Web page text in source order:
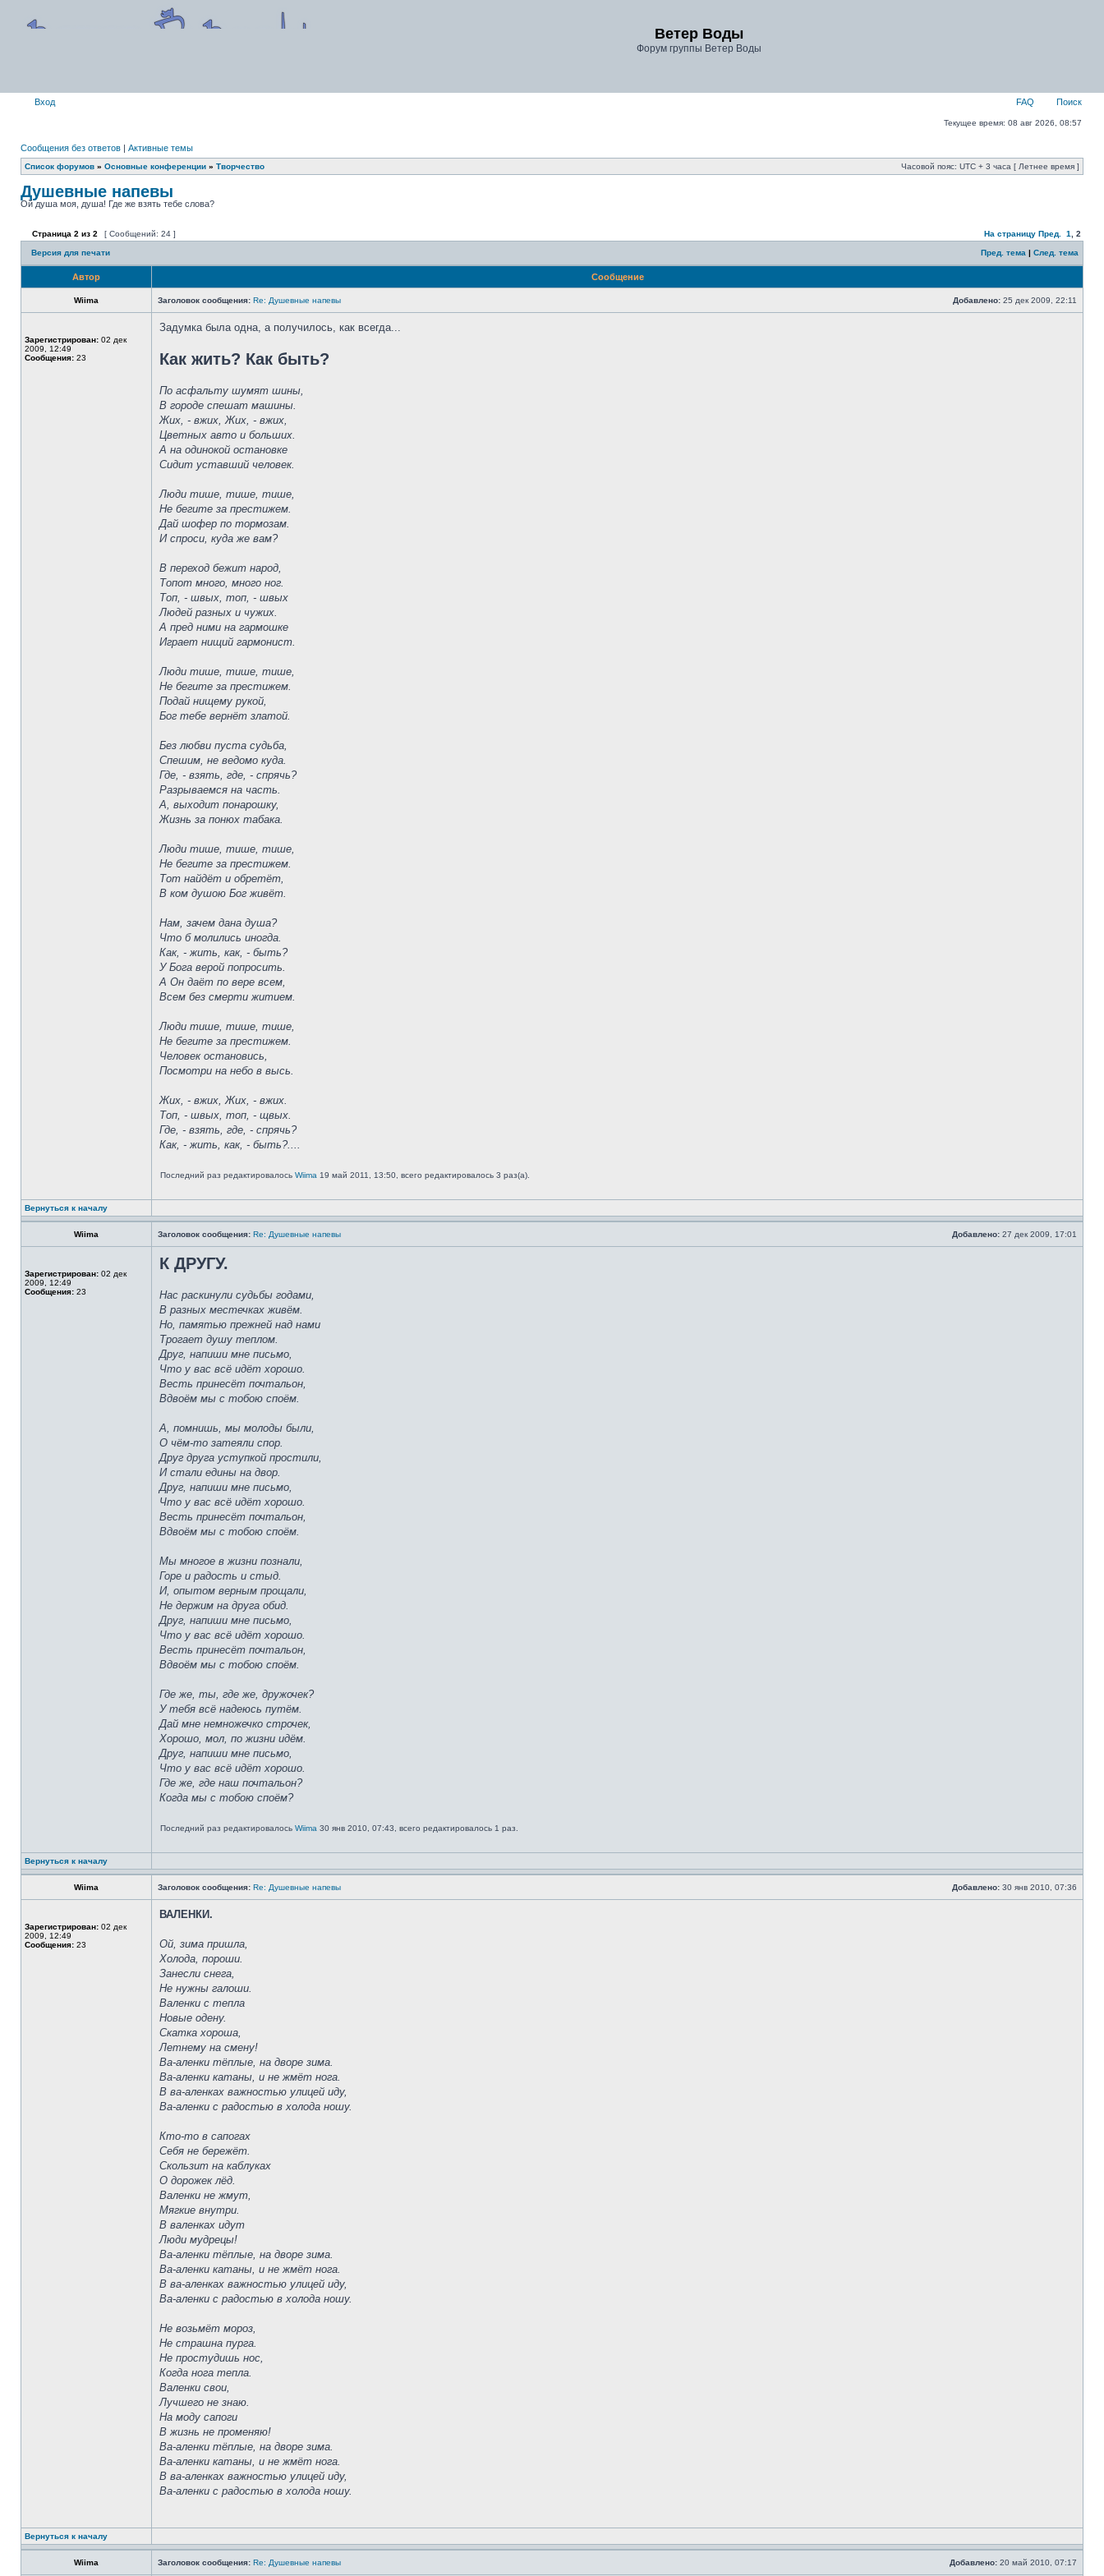
Ветер Воды
Форум группы Ветер Воды
Вход FAQ Поиск
Текущее время: 08 авг 2026, 08:57
Сообщения без ответов | Активные темы
Список форумов » Основные конференции » Творчество Часовой пояс: UTC + 3 часа [ Летнее время ]
Душевные напевы
Ой душа моя, душа! Где же взять тебе слова?
Страница 2 из 2 [ Сообщений: 24 ] На страницу Пред. 1 2
Версия для печати Пред. тема | След. тема
Автор Сообщение
Wiima Заголовок сообщения: Re: Душевные напевы Добавлено: 25 дек 2009, 22:11
Зарегистрирован: 02 дек
2009, 12:49
Сообщения: 23
Задумка была одна, а получилось, как всегда...
Как жить? Как быть?
По асфальту шумят шины,
В городе спешат машины.
Жих, - вжих, Жих, - вжих,
Цветных авто и больших.
А на одинокой остановке
Сидит уставший человек.
Люди тише, тише, тише,
Не бегите за престижем.
Дай шофер по тормозам.
И спроси, куда же вам?
В переход бежит народ,
Топот много, много ног.
Топ, - швых, топ, - швых
Людей разных и чужих.
А пред ними на гармошке
Играет нищий гармонист.
Люди тише, тише, тише,
Не бегите за престижем.
Подай нищему рукой,
Бог тебе вернёт златой.
Без любви пуста судьба,
Спешим, не ведомо куда.
Где, - взять, где, - спрячь?
Разрываемся на часть.
А, выходит понарошку,
Жизнь за понюх табака.
Люди тише, тише, тише,
Не бегите за престижем.
Тот найдёт и обретёт,
В ком душою Бог живёт.
Нам, зачем дана душа?
Что б молились иногда.
Как, - жить, как, - быть?
У Бога верой попросить.
А Он даёт по вере всем,
Всем без смерти житием.
Люди тише, тише, тише,
Не бегите за престижем.
Человек остановись,
Посмотри на небо в высь.
Жих, - вжих, Жих, - вжих.
Топ, - швых, топ, - щвых.
Где, - взять, где, - спрячь?
Как, - жить, как, - быть?....
Последний раз редактировалось Wiima 19 май 2011, 13:50, всего редактировалось 3 раз(а).
Вернуться к началу
Wiima Заголовок сообщения: Re: Душевные напевы Добавлено: 27 дек 2009, 17:01
Зарегистрирован: 02 дек
2009, 12:49
Сообщения: 23
К ДРУГУ.
Нас раскинули судьбы годами,
В разных местечках живём.
Но, памятью прежней над нами
Трогает душу теплом.
Друг, напиши мне письмо,
Что у вас всё идёт хорошо.
Весть принесёт почтальон,
Вдвоём мы с тобою споём.
А, помнишь, мы молоды были,
О чём-то затеяли спор.
Друг друга уступкой простили,
И стали едины на двор.
Друг, напиши мне письмо,
Что у вас всё идёт хорошо.
Весть принесёт почтальон,
Вдвоём мы с тобою споём.
Мы многое в жизни познали,
Горе и радость и стыд.
И, опытом верным прощали,
Не держим на друга обид.
Друг, напиши мне письмо,
Что у вас всё идёт хорошо.
Весть принесёт почтальон,
Вдвоём мы с тобою споём.
Где же, ты, где же, дружочек?
У тебя всё надеюсь путём.
Дай мне немножечко строчек,
Хорошо, мол, по жизни идём.
Друг, напиши мне письмо,
Что у вас всё идёт хорошо.
Где же, где наш почтальон?
Когда мы с тобою споём?
Последний раз редактировалось Wiima 30 янв 2010, 07:43, всего редактировалось 1 раз.
Вернуться к началу
Wiima Заголовок сообщения: Re: Душевные напевы Добавлено: 30 янв 2010, 07:36
Зарегистрирован: 02 дек
2009, 12:49
Сообщения: 23
ВАЛЕНКИ.
Ой, зима пришла,
Холода, пороши.
Занесли снега,
Не нужны галоши.
Валенки с тепла
Новые одену.
Скатка хороша,
Летнему на смену!
Ва-аленки тёплые, на дворе зима.
Ва-аленки катаны, и не жмёт нога.
В ва-аленках важностью улицей иду,
Ва-аленки с радостью в холода ношу.
Кто-то в сапогах
Себя не бережёт.
Скользит на каблуках
О дорожек лёд.
Валенки не жмут,
Мягкие внутри.
В валенках идут
Люди мудрецы!
Ва-аленки тёплые, на дворе зима.
Ва-аленки катаны, и не жмёт нога.
В ва-аленках важностью улицей иду,
Ва-аленки с радостью в холода ношу.
Не возьмёт мороз,
Не страшна пурга.
Не простудишь нос,
Когда нога тепла.
Валенки свои,
Лучшего не знаю.
На моду сапоги
В жизнь не променяю!
Ва-аленки тёплые, на дворе зима.
Ва-аленки катаны, и не жмёт нога.
В ва-аленках важностью улицей иду,
Ва-аленки с радостью в холода ношу.
Вернуться к началу
Wiima Заголовок сообщения: Re: Душевные напевы Добавлено: 20 май 2010, 07:17